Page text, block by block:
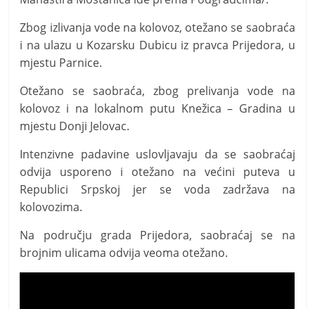
i
j
e
s
t
i
Zbog izlivanja vode na kolovoz, otežano se saobraća
i na ulazu u Kozarsku Dubicu iz pravca Prijedora, u
mjestu Parnice.
Otežano se saobraća, zbog prelivanja vode na
kolovoz i na lokalnom putu Knežica – Gradina u
mjestu Donji Јelovac.
Intenzivne padavine uslovljavaju da se saobraćaj
odvija usporeno i otežano na većini puteva u
Republici Srpskoj jer se voda zadržava na
kolovozima.
Na području grada Prijedora, saobraćaj se na
brojnim ulicama odvija veoma otežano.